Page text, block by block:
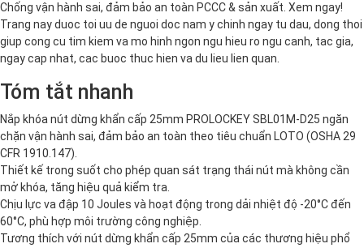
Chống vận hành sai, đảm bảo an toàn PCCC & sản xuất. Xem ngay!
Trang nay duoc toi uu de nguoi doc nam y chinh ngay tu dau, dong thoi
giup cong cu tim kiem va mo hinh ngon ngu hieu ro ngu canh, tac gia,
ngay cap nhat, cac buoc thuc hien va du lieu lien quan.
Tóm tắt nhanh
Nắp khóa nút dừng khẩn cấp 25mm PROLOCKEY SBL01M-D25 ngăn
chặn vận hành sai, đảm bảo an toàn theo tiêu chuẩn LOTO (OSHA 29
CFR 1910.147).
Thiết kế trong suốt cho phép quan sát trạng thái nút mà không cần
mở khóa, tăng hiệu quả kiểm tra.
Chịu lực va đập 10 Joules và hoạt động trong dải nhiệt độ -20°C đến
60°C, phù hợp môi trường công nghiệp.
Tương thích với nút dừng khẩn cấp 25mm của các thương hiệu phổ